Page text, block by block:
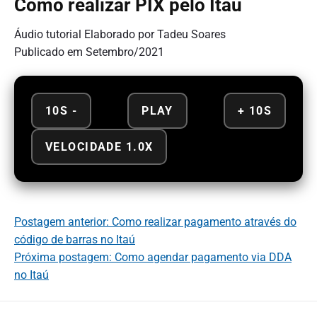
Como realizar PIX pelo Itaú
Áudio tutorial Elaborado por Tadeu Soares
Publicado em Setembro/2021
10S - PLAY + 10S
VELOCIDADE 1.0X
Postagem anterior: Como realizar pagamento através do
código de barras no Itaú
Próxima postagem: Como agendar pagamento via DDA
no Itaú